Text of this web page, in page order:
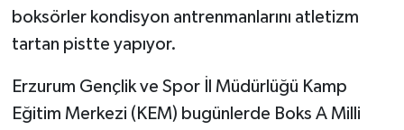
boksörler kondisyon antrenmanlarını atletizm
tartan pistte yapıyor.
Erzurum Gençlik ve Spor İl Müdürlüğü Kamp
Eğitim Merkezi (KEM) bugünlerde Boks A Milli